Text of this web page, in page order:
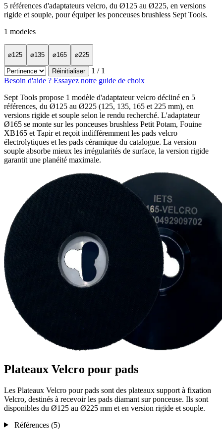
5 références d'adaptateurs velcro, du Ø125 au Ø225, en versions
rigide et souple, pour équiper les ponceuses brushless Sept Tools.
1 modeles
⌀125 ⌀135 ⌀165 ⌀225
Réinitialiser 1 / 1
Besoin d'aide ? Essayez notre guide de choix
Sept Tools propose 1 modèle d'adaptateur velcro décliné en 5
références, du Ø125 au Ø225 (125, 135, 165 et 225 mm), en
versions rigide et souple selon le rendu recherché. L'adaptateur
Ø165 se monte sur les ponceuses brushless Petit Potam, Fouine
XB165 et Tapir et reçoit indifféremment les pads velcro
électrolytiques et les pads céramique du catalogue. La version
souple absorbe mieux les irrégularités de surface, la version rigide
garantit une planéité maximale.
Plateaux Velcro pour pads
Les Plateaux Velcro pour pads sont des plateaux support à fixation
Velcro, destinés à recevoir les pads diamant sur ponceuse. Ils sont
disponibles du Ø125 au Ø225 mm et en version rigide et souple.
Références (5)